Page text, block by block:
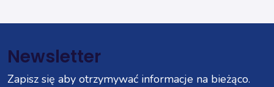
Newsletter
Zapisz się aby otrzymywać informacje na bieżąco.